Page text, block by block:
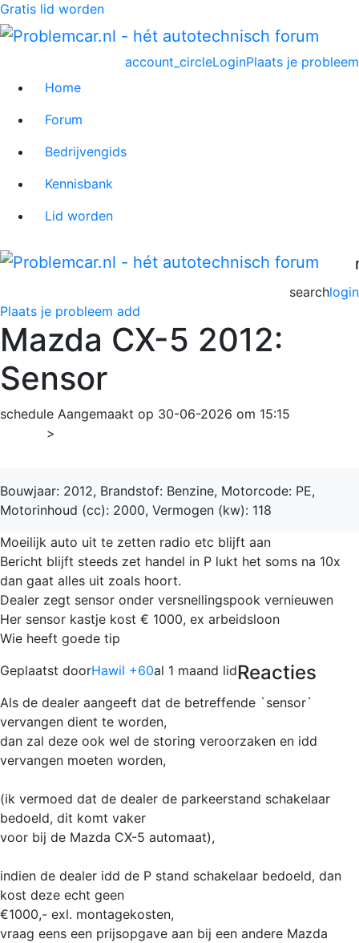
Gratis lid worden
Plaats je probleem
account_circleLogin
Home
Forum
Bedrijvengids
Kennisbank
Lid worden
login
search
Plaats je probleem add
Mazda CX-5 2012:
Sensor
schedule Aangemaakt op 30-06-2026 om 15:15
>
Bouwjaar: 2012, Brandstof: Benzine, Motorcode: PE,
Motorinhoud (cc): 2000, Vermogen (kw): 118
Moeilijk auto uit te zetten radio etc blijft aan
Bericht blijft steeds zet handel in P lukt het soms na 10x
dan gaat alles uit zoals hoort.
Dealer zegt sensor onder versnellingspook vernieuwen
Her sensor kastje kost € 1000, ex arbeidsloon
Wie heeft goede tip
Geplaatst doorHawil +60al 1 maand lidReacties
Als de dealer aangeeft dat de betreffende `sensor`
vervangen dient te worden,
dan zal deze ook wel de storing veroorzaken en idd
vervangen moeten worden,
(ik vermoed dat de dealer de parkeerstand schakelaar
bedoeld, dit komt vaker
voor bij de Mazda CX-5 automaat),
indien de dealer idd de P stand schakelaar bedoeld, dan
kost deze echt geen
€1000,- exl. montagekosten,
vraag eens een prijsopgave aan bij een andere Mazda